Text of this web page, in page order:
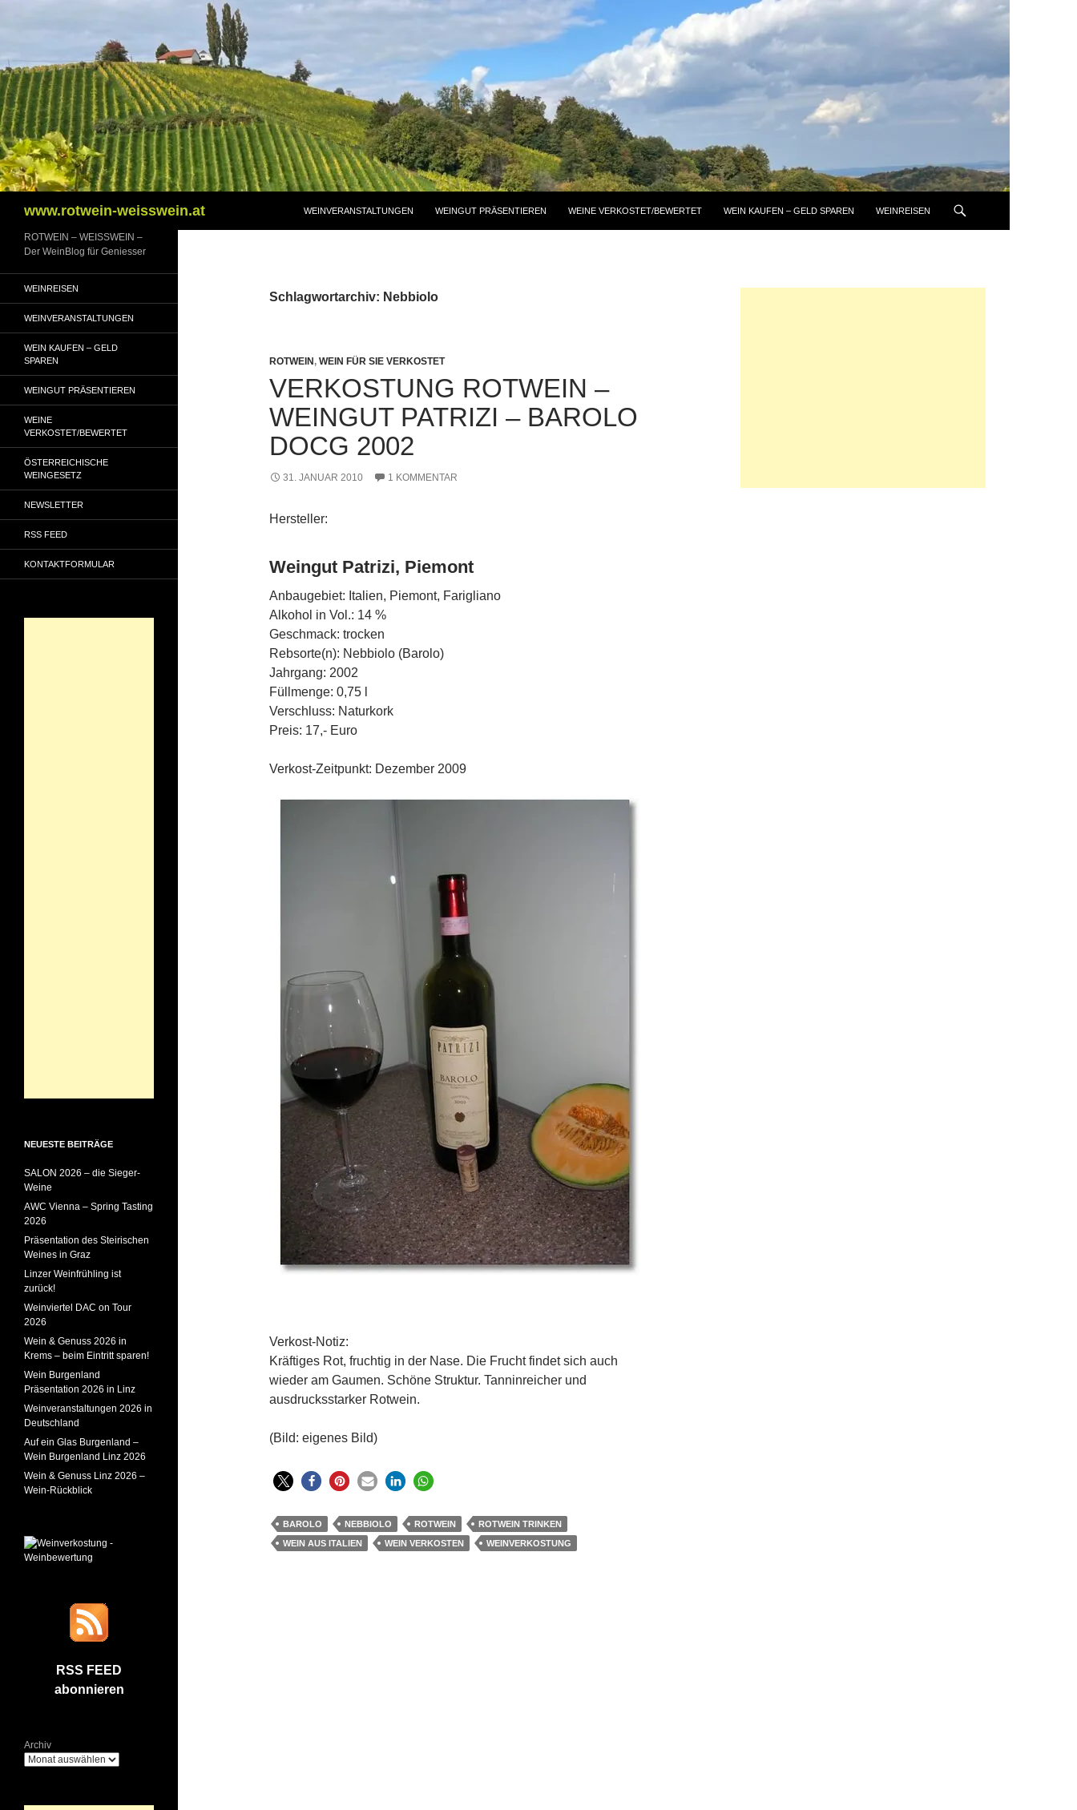
www.rotwein-weisswein.at WEINVERANSTALTUNGEN WEINGUT PRÄSENTIEREN WEINE VERKOSTET/BEWERTET WEIN KAUFEN – GELD SPAREN WEINREISEN
Schlagwortarchiv: Nebbiolo
ROTWEIN , WEIN FÜR SIE VERKOSTET
VERKOSTUNG ROTWEIN –
WEINGUT PATRIZI – BAROLO
DOCG 2002
31. JANUAR 2010 1 KOMMENTAR
Hersteller:
Weingut Patrizi, Piemont
Anbaugebiet: Italien, Piemont, Farigliano
Alkohol in Vol.: 14 %
Geschmack: trocken
Rebsorte(n): Nebbiolo (Barolo)
Jahrgang: 2002
Füllmenge: 0,75 l
Verschluss: Naturkork
Preis: 17,- Euro
Verkost-Zeitpunkt: Dezember 2009
Verkost-Notiz:
Kräftiges Rot, fruchtig in der Nase. Die Frucht findet sich auch
wieder am Gaumen. Schöne Struktur. Tanninreicher und
ausdrucksstarker Rotwein.
(Bild: eigenes Bild)
BAROLO NEBBIOLO ROTWEIN
ROTWEIN TRINKEN
WEIN AUS ITALIEN
WEIN VERKOSTEN WEINVERKOSTUNG
ROTWEIN – WEISSWEIN –
Der WeinBlog für Geniesser
WEINREISEN
WEINVERANSTALTUNGEN
WEIN KAUFEN – GELD
SPAREN
WEINGUT PRÄSENTIEREN
WEINE
VERKOSTET/BEWERTET
ÖSTERREICHISCHE
WEINGESETZ
NEWSLETTER
RSS FEED
KONTAKTFORMULAR
NEUESTE BEITRÄGE
SALON 2026 – die Sieger-
Weine
AWC Vienna – Spring Tasting
2026
Präsentation des Steirischen
Weines in Graz
Linzer Weinfrühling ist
zurück!
Weinviertel DAC on Tour
2026
Wein & Genuss 2026 in
Krems – beim Eintritt sparen!
Wein Burgenland
Präsentation 2026 in Linz
Weinveranstaltungen 2026 in
Deutschland
Auf ein Glas Burgenland –
Wein Burgenland Linz 2026
Wein & Genuss Linz 2026 –
Wein-Rückblick
RSS FEED
abonnieren
Archiv